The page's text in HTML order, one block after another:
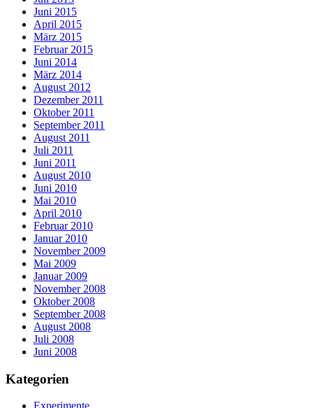
Juni 2015
April 2015
März 2015
Februar 2015
Juni 2014
März 2014
August 2012
Dezember 2011
Oktober 2011
September 2011
August 2011
Juli 2011
Juni 2011
August 2010
Juni 2010
Mai 2010
April 2010
Februar 2010
Januar 2010
November 2009
Mai 2009
Januar 2009
November 2008
Oktober 2008
September 2008
August 2008
Juli 2008
Juni 2008
Kategorien